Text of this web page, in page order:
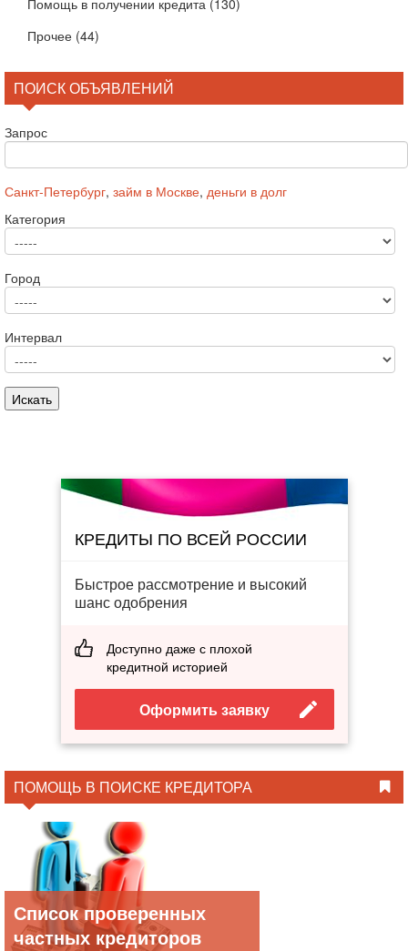
Помощь в получении кредита (130)
Прочее (44)
ПОИСК ОБЪЯВЛЕНИЙ
Запрос
Санкт-Петербург, займ в Москве, деньги в долг
Категория
Город
Интервал
КРЕДИТЫ ПО ВСЕЙ РОССИИ
Быстрое рассмотрение и высокий
шанс одобрения
Доступно даже с плохой
кредитной историей
Оформить заявку
ПОМОЩЬ В ПОИСКЕ КРЕДИТОРА
Список проверенных
частных кредиторов